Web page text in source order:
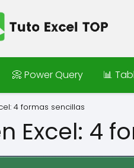
📀 Power Query 📊
4 formas sencillas
Excel: 4